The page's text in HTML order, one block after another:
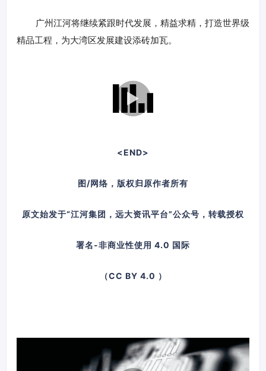
广州江河将继续紧跟时代发展，精益求精，打造世界级
精品工程，为大湾区发展建设添砖加瓦。
<END>
图/网络，版权归原作者所有
原文始发于“江河集团，远大资讯平台”公众号，转载授权
署名-非商业性使用 4.0 国际
（CC BY 4.0 ）